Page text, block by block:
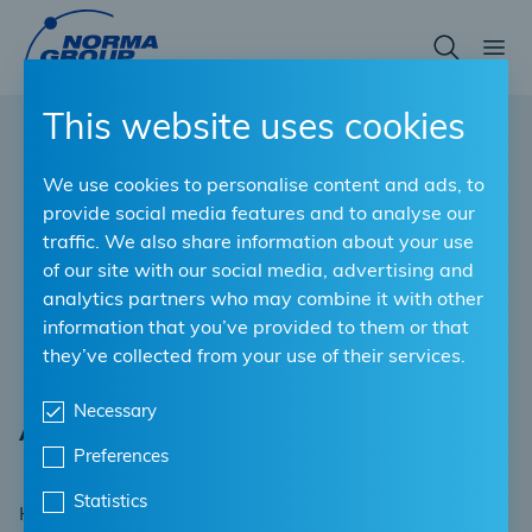
This website uses cookies
We use cookies to personalise content and ads, to
provide social media features and to analyse our
traffic. We also share information about your use
of our site with our social media, advertising and
analytics partners who may combine it with other
information that you’ve provided to them or that
they’ve collected from your use of their services.
Necessary
Preferences
Statistics
Accesorios de abrazadera de tubo
Hecho de hierro galvanizado maleable para garantizar